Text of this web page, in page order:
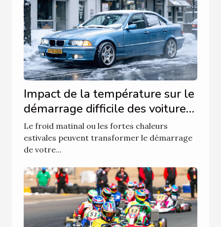
Impact de la température sur le
démarrage difficile des voitures
?
Le froid matinal ou les fortes chaleurs
estivales peuvent transformer le démarrage
de votre...